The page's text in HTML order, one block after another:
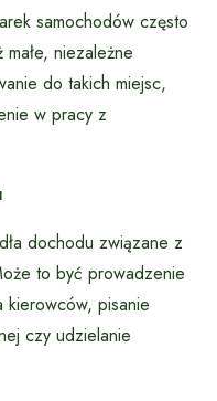
samochodów często
niezależne
do takich miejsc,
w pracy z
dochodu związane z
to być prowadzenie
kierowców, pisanie
czy udzielanie